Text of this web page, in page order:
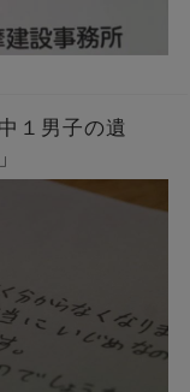
１男子の遺